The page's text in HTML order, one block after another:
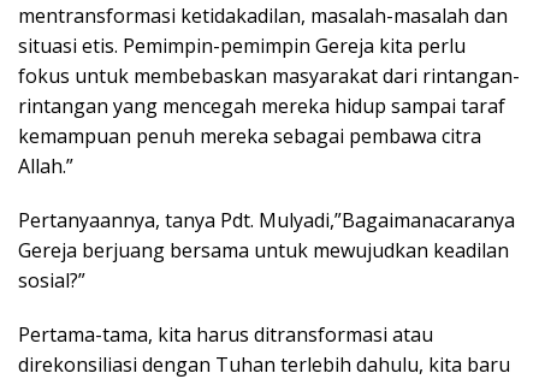
mentransformasi ketidakadilan, masalah-masalah dan
situasi etis. Pemimpin-pemimpin Gereja kita perlu
fokus untuk membebaskan masyarakat dari rintangan-
rintangan yang mencegah mereka hidup sampai taraf
kemampuan penuh mereka sebagai pembawa citra
Allah.”
Pertanyaannya, tanya Pdt. Mulyadi,”Bagaimanacaranya
Gereja berjuang bersama untuk mewujudkan keadilan
sosial?”
Pertama-tama, kita harus ditransformasi atau
direkonsiliasi dengan Tuhan terlebih dahulu, kita baru